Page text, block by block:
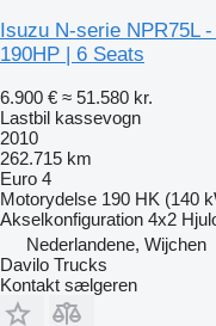
Isuzu N-serie NPR75L
190HP | 6 Seats
6.900 € ≈ 51.580 kr.
Lastbil kassevogn
2010
262.715 km
Euro 4
Motorydelse 190 HK (140
Akselkonfiguration 4x2
Nederlandene, Wijchen
Davilo Trucks
Kontakt sælgeren